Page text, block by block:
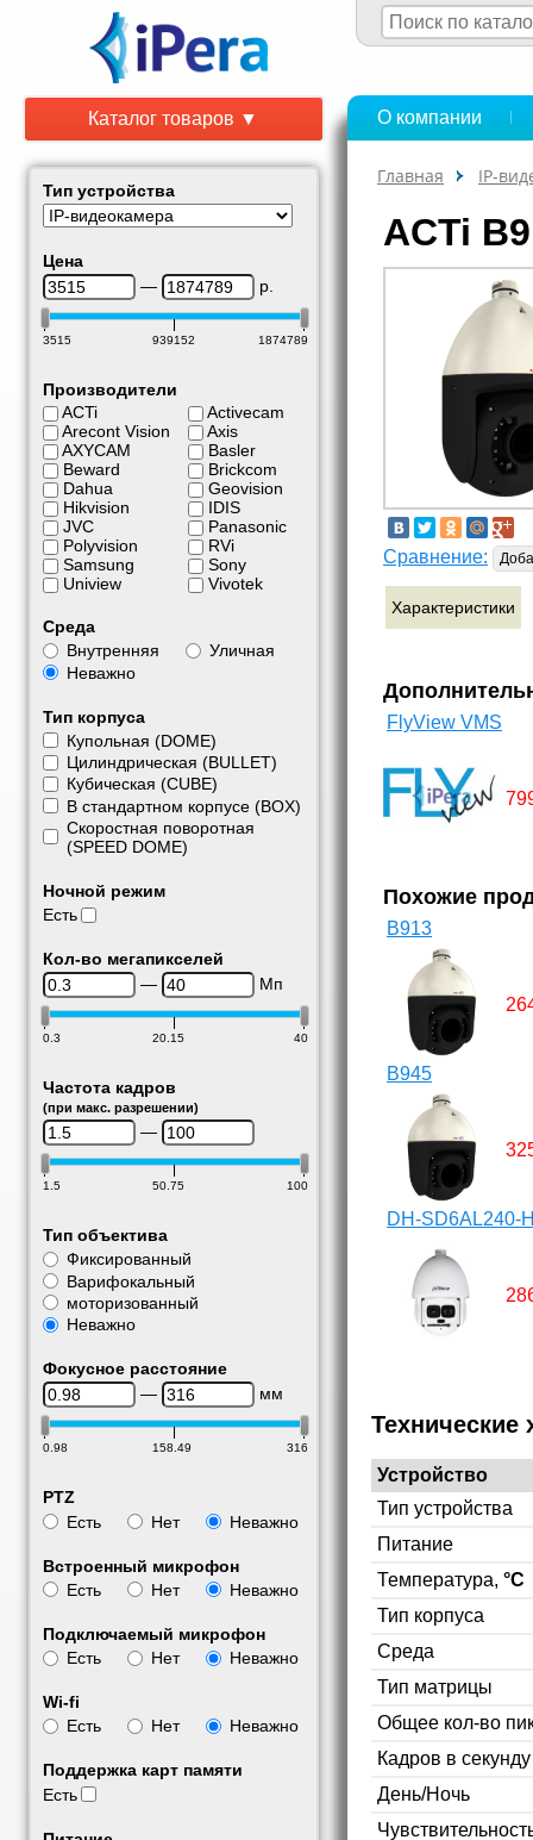
Каталог товаров ▼
Тип устройства
Цена
—
р.
3515 939152 1874789
Производители
ACTi
Arecont Vision
AXYCAM
Beward
Dahua
Hikvision
JVC
Polyvision
Samsung
Uniview
Activecam
Axis
Basler
Brickcom
Geovision
IDIS
Panasonic
RVi
Sony
Vivotek
Среда
Внутренняя
Уличная
Неважно
Тип корпуса
Купольная (DOME)
Цилиндрическая (BULLET)
Кубическая (CUBE)
В стандартном корпусе (BOX)
Скоростная поворотная
(SPEED DOME)
Ночной режим
Есть
Кол-во мегапикселей
—
Мп
0.3 20.15 40
Частота кадров
(при макс. разрешении)
—
1.5 50.75 100
Тип объектива
Фиксированный
Варифокальный
моторизованный
Неважно
Фокусное расстояние
—
мм
0.98 158.49 316
PTZ
Есть
Нет Неважно
Встроенный микрофон
Есть
Нет Неважно
Подключаемый микрофон
Есть
Нет Неважно
Wi-fi
Есть
Нет Неважно
Поддержка карт памяти
Есть
О компании
Главная IP-
ACTi
Сравнение:
Характеристики
FlyView VMS
Похожие
B913
B945
DH-SD6AL240-
Технические
Устройство
Тип устройства
Питание
Температура, °C
Тип корпуса
Среда
Тип матрицы
Общее кол-во
Кадров в
День/Ночь